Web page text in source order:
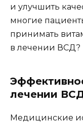
и улучшить
многие
принимать
в лечении ВСД?
лечении
Медицинские